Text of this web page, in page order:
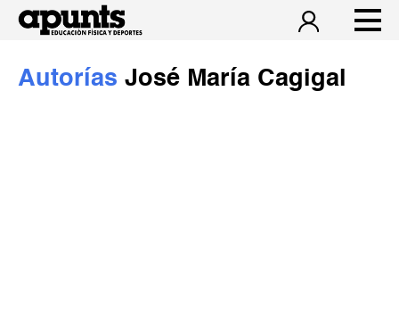
Autorías José María Cagigal